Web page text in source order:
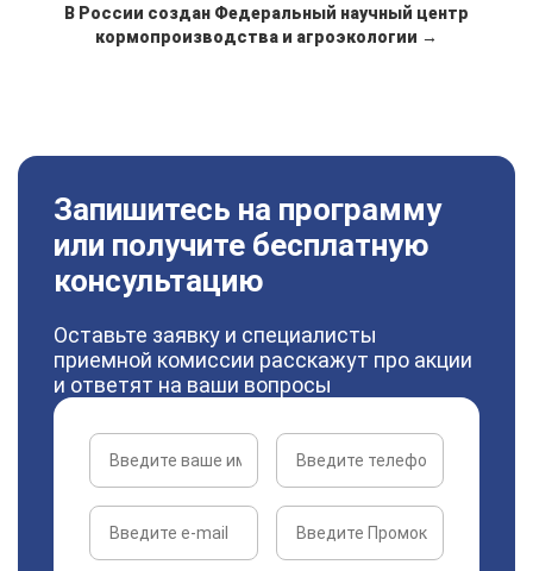
В России создан Федеральный научный центр
кормопроизводства и агроэкологии →
Запишитесь на программу
или получите бесплатную
консультацию
Оставьте заявку и специалисты
приемной комиссии расскажут про акции
и ответят на ваши вопросы